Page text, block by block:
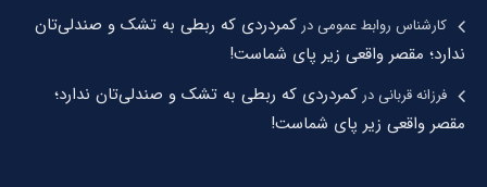
کارشناس روابط عمومیدرکمردردی که ربطی به تشک و صندلی‌تان
ندارد؛ مقصر واقعی زیر پای شماست!
فرزانه قربانیدرکمردردی که ربطی به تشک و صندلی‌تان ندارد؛
مقصر واقعی زیر پای شماست!